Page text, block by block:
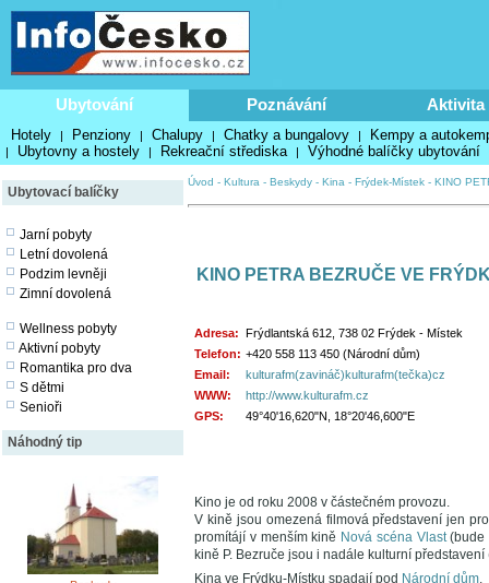
Ubytování Poznávání Aktivita
Hotely | Penziony | Chalupy | Chatky a bungalovy | Kempy a
| Ubytovny a hostely | Rekreační střediska | Výhodné balíčky ubytování
Ubytovací balíčky
Jarní pobyty
Letní dovolená
Podzim levněji
Zimní dovolená
Wellness pobyty
Aktivní pobyty
Romantika pro dva
S dětmi
Senioři
Náhodný tip
Úvod - Kultura - Beskydy - Kina - Frýdek-Místek - KINO
KINO PETRA BEZRUČE VE
Adresa: Frýdlantská 612, 738 02 Frýdek - Místek
Telefon: +420 558 113 450 (Národní dům)
Email:
kulturafm(zavináč)kulturafm(tečka)cz
WWW:
http://www.kulturafm.cz
GPS:
49°40'16,620"N, 18°20'46,600"E
Kino je od roku 2008 v částečném provozu.
V kině jsou omezená filmová představení jen
promítájí v menším kině Nová scéna Vlast(bude
kině P. Bezruče jsou i nadále kulturní
Kina ve Frýdku-Místku spadají pod Národní dům.